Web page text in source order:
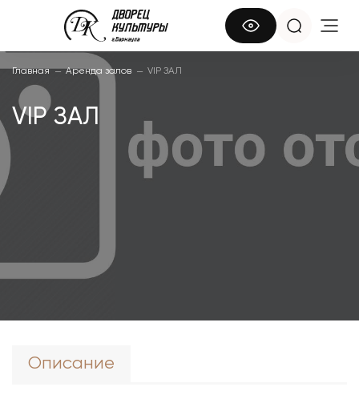
Главная — Аренда залов — VIP ЗАЛ
VIP ЗАЛ
Описание